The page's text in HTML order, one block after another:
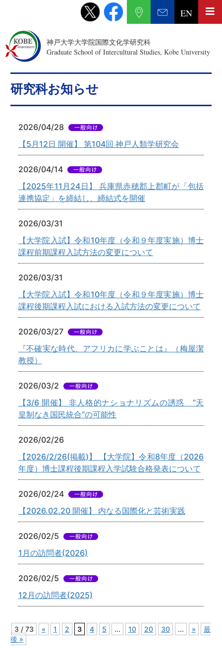
神戸大学大学院国際文化学研究科
Graduate School of Intercultural Studies, Kobe University
EN
研究科お知らせ
2026/04/28
【5月12日 開催】 第104回 神戸人類学研究会
2026/04/14
【2025年11月24日】 兵庫県赤穂郡上郡町が「包括
連携協定」を締結し、締結式を開催
2026/03/31
【大学院入試】令和10年度（令和９年度実施）博士
課程前期課程入試方法の変更について
2026/03/31
【大学院入試】令和10年度（令和９年度実施）博士
課程後期課程入試における入試方法の変更について
2026/03/27
『不確実な時代、アフリカに学ぶことは』（梅屋潔
教授）
2026/03/2
【3/6 開催】 非人格的ナショナリズムの誘惑 ”天
皇制なき国民統合”の可能性
2026/02/26
【2026/2/26(掲載)】 【大学院】令和8年度（2026
年度）博士課程後期課程入学試験合格発表について
2026/02/24
【2026.02.20 開催】 内なる国際化と芸術実践
2026/02/5
1月の訪問者(2026)
2026/02/5
12月の訪問者(2025)
3 / 73 « 1 2 3 4 5 ... 10 20 30 ... »
最
後 »